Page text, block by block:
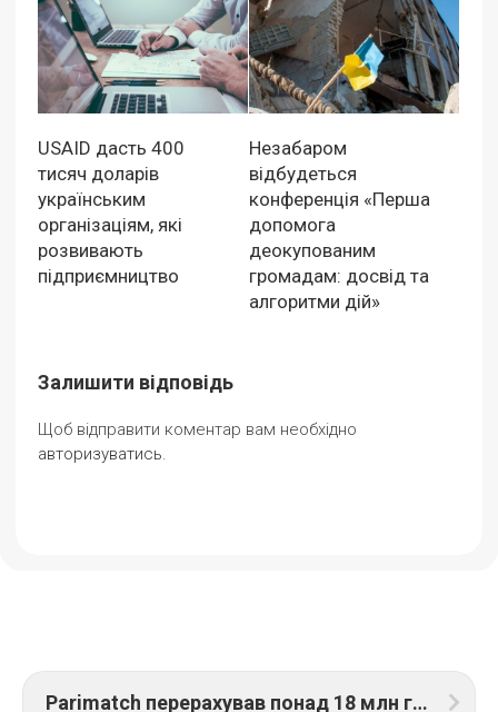
USAID дасть 400
тисяч доларів
українським
організаціям, які
розвивають
підприємництво
Незабаром
відбудеться
конференція «Перша
допомога
деокупованим
громадам: досвід та
алгоритми дій»
Залишити відповідь
Щоб відправити коментар вам необхідно
авторизуватись.
Parimatch перерахував понад 18 млн гривень автомобілі швидкої допомоги